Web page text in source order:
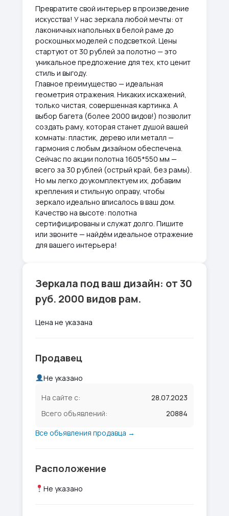
Превратите свой интерьер в произведение
искусства! У нас зеркала любой мечты: от
лаконичных напольных в белой раме до
роскошных моделей с подсветкой. Цены
стартуют от 30 рублей за полотно — это
уникальное предложение для тех, кто ценит
стиль и выгоду.
Главное преимущество — идеальная
геометрия отражения. Никаких искажений,
только чистая, совершенная картинка. А
выбор багета (более 2000 видов!) позволит
создать раму, которая станет душой вашей
комнаты: пластик, дерево или металл —
гармония с любым дизайном обеспечена.
Сейчас по акции полотна 1605*550 мм —
всего за 30 рублей (острый край, без рамы).
Но мы легко доукомплектуем их, добавим
крепления и стильную оправу, чтобы
зеркало идеально вписалось в ваш дом.
Качество на высоте: полотна
сертифицированы и служат долго. Пишите
или звоните — найдём идеальное отражение
для вашего интерьера!
Зеркала под ваш дизайн: от 30
руб. 2000 видов рам.
Цена не указана
Продавец
Не указано
На сайте с:
28.07.2023
Всего объявлений:
20884
Все объявления продавца →
Расположение
Не указано